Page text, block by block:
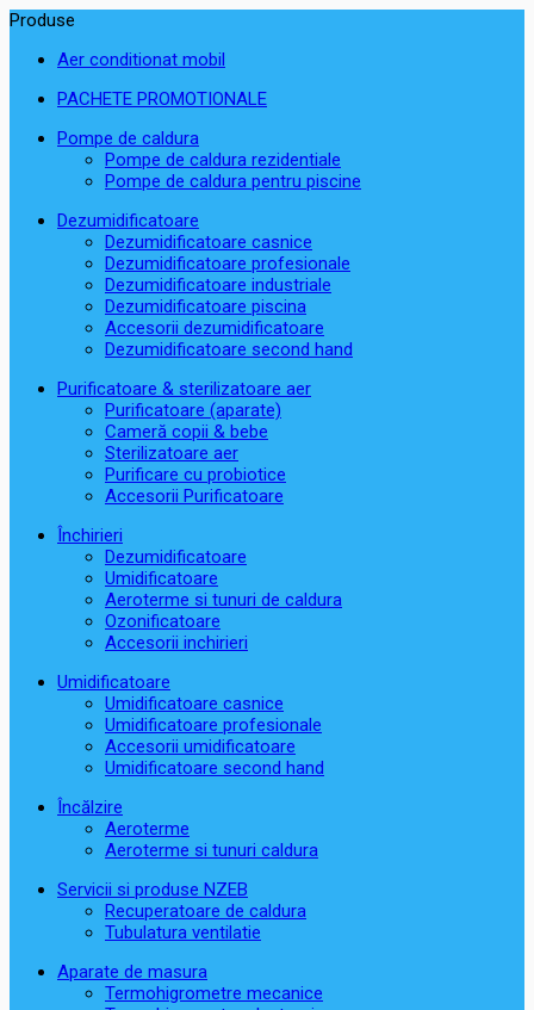
Produse
Aer conditionat mobil
PACHETE PROMOTIONALE
Pompe de caldura
Pompe de caldura rezidentiale
Pompe de caldura pentru piscine
Dezumidificatoare
Dezumidificatoare casnice
Dezumidificatoare profesionale
Dezumidificatoare industriale
Dezumidificatoare piscina
Accesorii dezumidificatoare
Dezumidificatoare second hand
Purificatoare & sterilizatoare aer
Purificatoare (aparate)
Cameră copii & bebe
Sterilizatoare aer
Purificare cu probiotice
Accesorii Purificatoare
Închirieri
Dezumidificatoare
Umidificatoare
Aeroterme si tunuri de caldura
Ozonificatoare
Accesorii inchirieri
Umidificatoare
Umidificatoare casnice
Umidificatoare profesionale
Accesorii umidificatoare
Umidificatoare second hand
Încălzire
Aeroterme
Aeroterme si tunuri caldura
Servicii si produse NZEB
Recuperatoare de caldura
Tubulatura ventilatie
Aparate de masura
Termohigrometre mecanice